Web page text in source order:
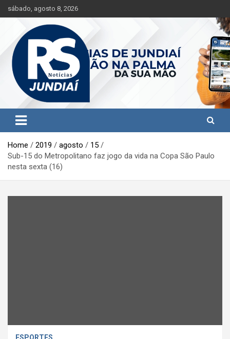
k
t
sábado, agosto 8, 2026
RS Notícias Jundiaí
Jundiaí e região na palma da sua mão!
Home 2019 agosto
15
Sub-15 do Metropolitano faz jogo da vida na Copa São Paulo
nesta sexta (16)